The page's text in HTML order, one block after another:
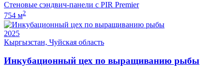
Стеновые сэндвич-панели с PIR Premier
754 м2
2025
Кыргызстан, Чуйская область
Инкубационный цех по выращиванию рыбы